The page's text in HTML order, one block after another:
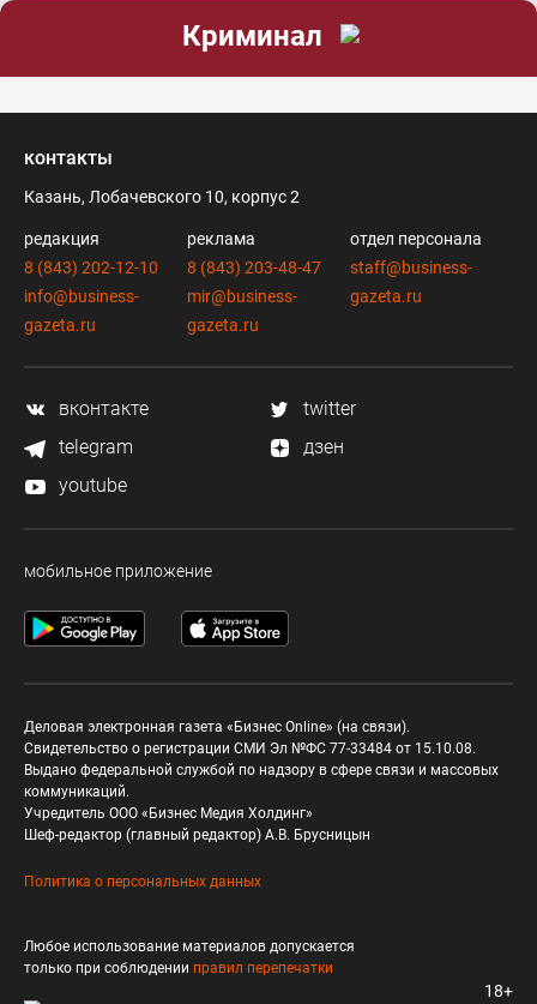
Криминал
контакты
Казань, Лобачевского 10, корпус 2
редакция
8 (843) 202-12-10
info@business-
gazeta.ru
реклама
8 (843) 203-48-47
mir@business-
gazeta.ru
отдел персонала
staff@business-
gazeta.ru
вконтакте
twitter
telegram
дзен
youtube
мобильное приложение
Деловая электронная газета «Бизнес Online» (на связи).
Свидетельство о регистрации СМИ Эл №ФС 77-33484 от 15.10.08.
Выдано федеральной службой по надзору в сфере связи и массовых
коммуникаций.
Учредитель ООО «Бизнес Медия Холдинг»
Шеф-редактор (главный редактор) А.В. Брусницын
Политика о персональных данных
Любое использование материалов допускается
только при соблюдении правил перепечатки
18+